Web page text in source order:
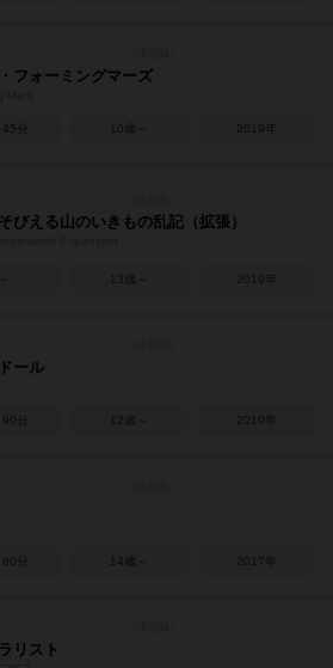
フォーミングマーズ
分 10歳～ 2019年
びえる山のいきもの乱記（拡張）
13歳～ 2019年
ール
分 12歳～ 2010年
分 14歳～ 2017年
リスト